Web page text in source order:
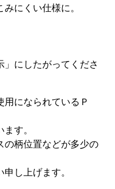
にくい仕様に。
にしたがってくださ
になられているＰ
す。
の柄位置などが多少の
し上げます。